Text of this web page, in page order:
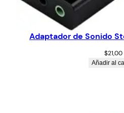
Adaptador de Sonido
$21,00
Añadir al